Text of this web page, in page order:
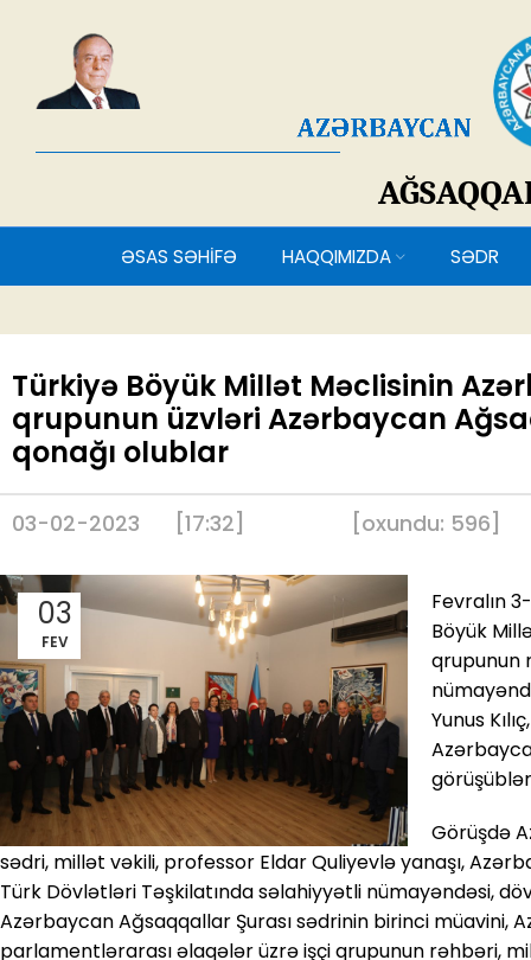
ƏSAS SƏHİFƏ HAQQIMIZDA SƏDR
Türkiyə Böyük Millət Məclisinin
qrupunun üzvləri Azərbaycan
qonağı olublar
03-02-2023 [17:32] [oxundu: 596]
03
FEV
Fevralın
Böyük
qrupunun
Yunus
Görüşdə
sədri, millət vəkili, professor Eldar Quliyevlə yanaşı,
Türk Dövlətləri Təşkilatında səlahiyyətli nümayəndəsi,
Azərbaycan Ağsaqqallar Şurası sədrinin birinci müavini,
parlamentlərarası əlaqələr üzrə işçi qrupunun rəhbəri,